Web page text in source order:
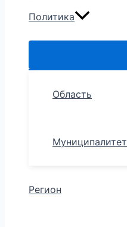
Политика
Область
Муниципалитет
Регион